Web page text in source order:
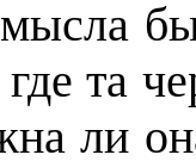
та
ли